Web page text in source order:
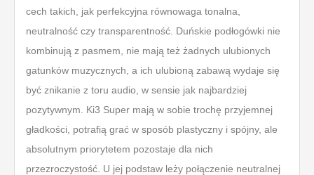
cech takich, jak perfekcyjna równowaga tonalna,
neutralność czy transparentność. Duńskie podłogówki nie
kombinują z pasmem, nie mają też żadnych ulubionych
gatunków muzycznych, a ich ulubioną zabawą wydaje się
być znikanie z toru audio, w sensie jak najbardziej
pozytywnym. Ki3 Super mają w sobie trochę przyjemnej
gładkości, potrafią grać w sposób plastyczny i spójny, ale
absolutnym priorytetem pozostaje dla nich
przezroczystość. U jej podstaw leży połączenie neutralnej